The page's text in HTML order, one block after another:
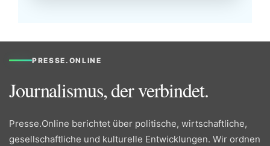
PRESSE.ONLINE
Journalismus, der verbindet.
Presse.Online berichtet über politische, wirtschaftliche,
gesellschaftliche und kulturelle Entwicklungen. Wir ordnen